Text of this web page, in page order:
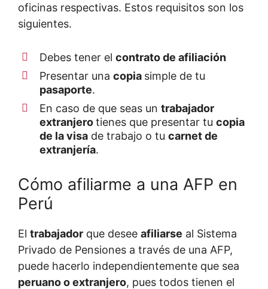
oficinas respectivas. Estos requisitos son los
siguientes.
Debes tener el contrato de afiliación
Presentar una copia simple de tu
pasaporte.
En caso de que seas un trabajador
extranjerotienes que presentar tu copia
de la visa de trabajo o tu carnet de
extranjería.
Cómo afiliarme a una AFP en
Perú
El trabajador que desee afiliarse al Sistema
Privado de Pensiones a través de una AFP,
puede hacerlo independientemente que sea
peruano o extranjero, pues todos tienen el